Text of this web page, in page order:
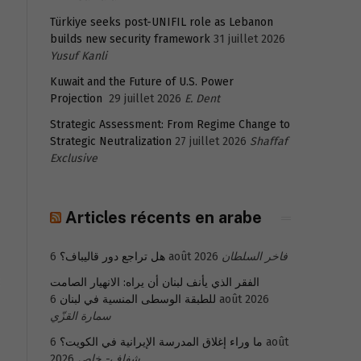
Türkiye seeks post-UNIFIL role as Lebanon
builds new security framework 31 juillet 2026
Yusuf Kanli
Kuwait and the Future of U.S. Power
Projection 29 juillet 2026 E. Dent
Strategic Assessment: From Regime Change to
Strategic Neutralization 27 juillet 2026 Shaffaf
Exclusive
Articles récents en arabe
هل تراجع دور قاليباف؟ 6 août 2026 فاخر السلطان
الفقر الذي يأنف لبنان أن يراه: الانهيار الصامت
للطبقة الوسطى المنسية في لبنان 6 août 2026
سمارة القزّي
ما وراء إغلاق المدرسة الإيرانية في الكويت؟ 6 août